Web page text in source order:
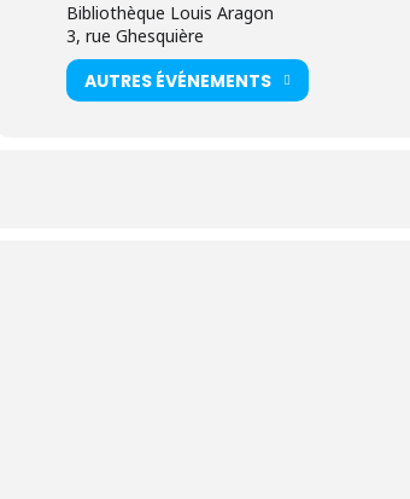
Bibliothèque Louis Aragon
3, rue Ghesquière
AUTRES ÉVÉNEMENTS